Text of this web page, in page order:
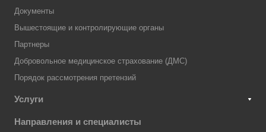
Документы
Вышестоящие и контролирующие органы
Партнеры
Добровольное медицинское страхование (ДМС)
Порядок рассмотрения претензий
Услуги
Направления и специалисты